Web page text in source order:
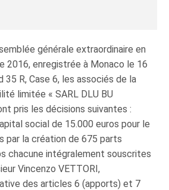
générale extraordinaire en
2016, enregistrée à Monaco le 16
35 R, Case 6, les associés de la
limitée « SARL DLU BU
pris les décisions suivantes :
social de 15.000 euros pour le
par la création de 675 parts
chacune intégralement souscrites
Vincenzo VETTORI,
des articles 6 (apports) et 7